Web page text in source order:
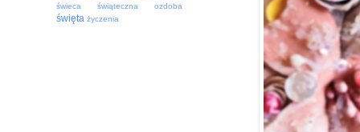
świeca świąteczna ozdoba
święta życzenia